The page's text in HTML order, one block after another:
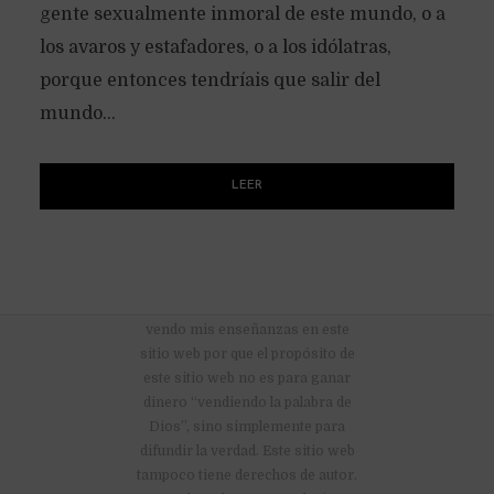
gente sexualmente inmoral de este mundo, o a
los avaros y estafadores, o a los idólatras,
porque entonces tendríais que salir del
mundo...
LEER
vendo mis enseñanzas en este
sitio web por que el propósito de
este sitio web no es para ganar
dinero “vendiendo la palabra de
Dios”, sino simplemente para
difundir la verdad. Este sitio web
tampoco tiene derechos de autor.